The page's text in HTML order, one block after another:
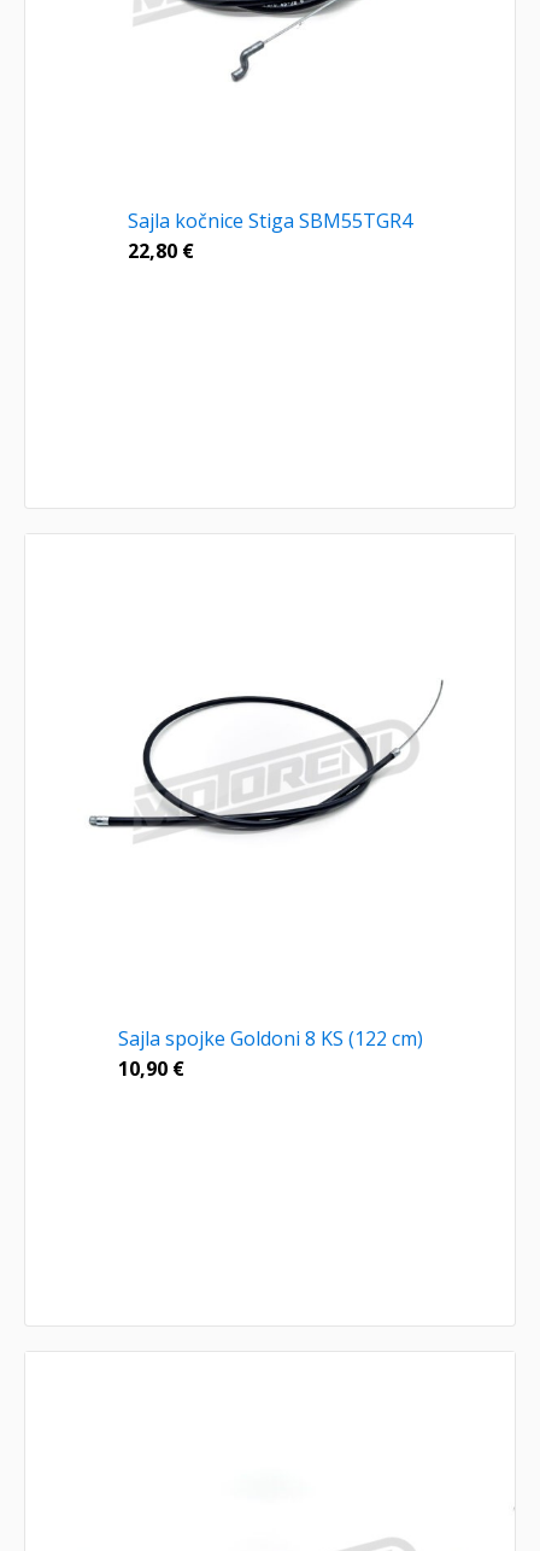
Sajla kočnice Stiga SBM55TGR4
22,80 €
Sajla spojke Goldoni 8 KS (122 cm)
10,90 €